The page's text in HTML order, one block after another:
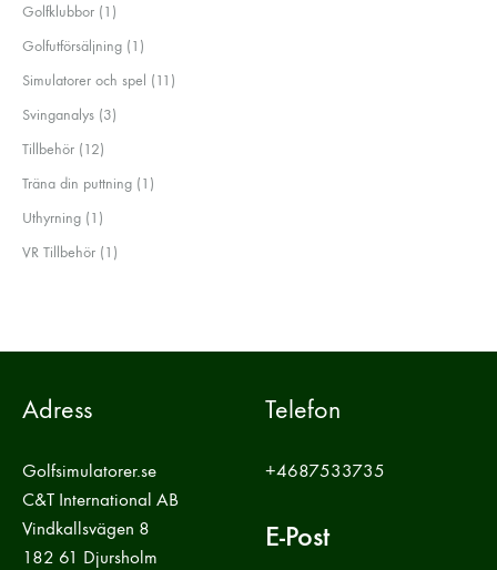
Golfklubbor 1 1
Golfutförsäljning 1 1
Simulatorer och spel 11 11
Svinganalys 33
Tillbehör 1212
Träna din puttning 1 1
Uthyrning 1 1
VR Tillbehör 1 1
Adress
Golfsimulatorer.se
C&T International AB
Vindkallsvägen 8
182 61 Djursholm
Telefon
+4687533735
E-Post